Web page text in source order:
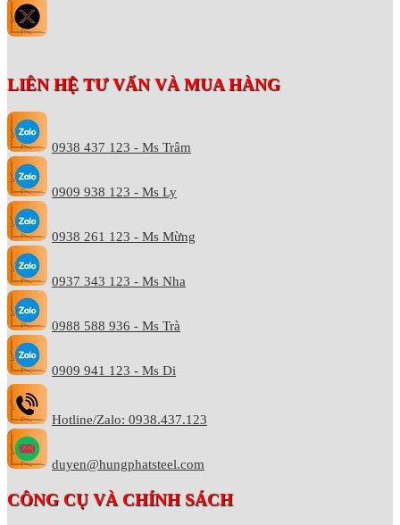
LIÊN HỆ TƯ VẤN VÀ MUA HÀNG
0938 437 123 - Ms Trâm
0909 938 123 - Ms Ly
0938 261 123 - Ms Mừng
0937 343 123 - Ms Nha
0988 588 936 - Ms Trà
0909 941 123 - Ms Di
Hotline/Zalo: 0938.437.123
duyen@hungphatsteel.com
CÔNG CỤ VÀ CHÍNH SÁCH